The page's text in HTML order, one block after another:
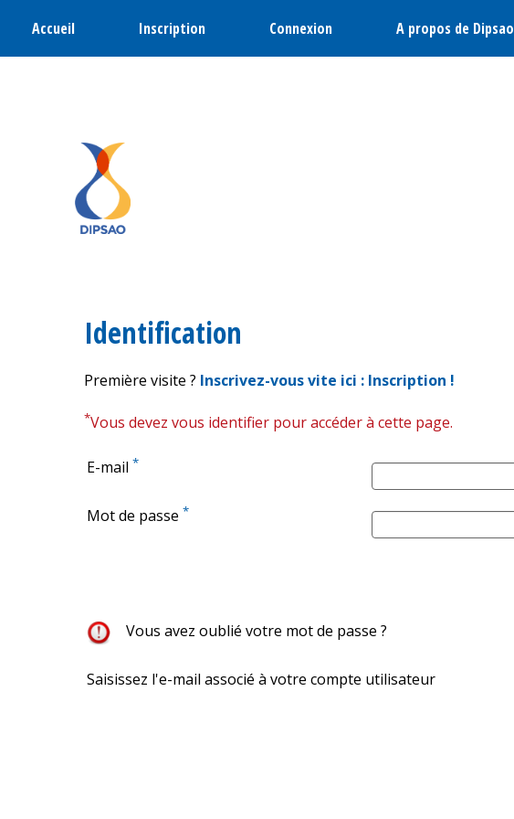
Accueil Inscription Connexion A propos de Dipsao
Identification
Première visite ? Inscrivez-vous vite ici : Inscription !
*Vous devez vous identifier pour accéder à cette page.
E-mail *
Mot de passe *
Vous avez oublié votre mot de passe ?
Saisissez l'e-mail associé à votre compte utilisateur